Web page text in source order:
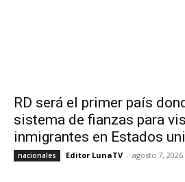
RD será el primer país
sistema de fianzas para
inmigrantes en Estados
nacionales Editor LunaTV - agosto 7, 2026